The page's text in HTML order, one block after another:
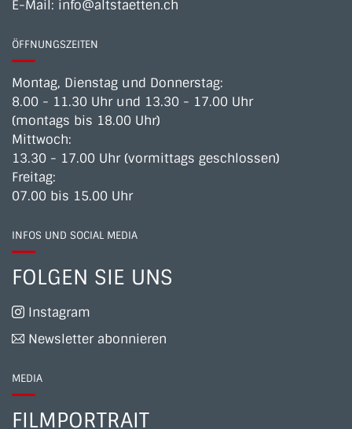
E-Mail: info@altstaetten.ch
ÖFFNUNGSZEITEN
Montag, Dienstag und Donnerstag:
8.00 - 11.30 Uhr und 13.30 - 17.00 Uhr
(montags bis 18.00 Uhr)
Mittwoch:
13.30 - 17.00 Uhr (vormittags geschlossen)
Freitag:
07.00 bis 15.00 Uhr
INFOS UND SOCIAL MEDIA
FOLGEN SIE UNS
Instagram
Newsletter abonnieren
MEDIA
FILMPORTRAIT